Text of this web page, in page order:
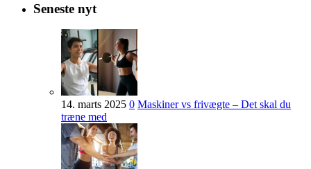
Seneste nyt
14. marts 2025 0 Maskiner vs frivægte – Det skal du
træne med